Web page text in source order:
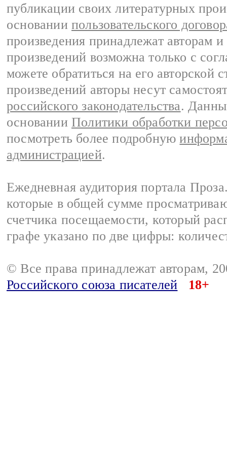
публикации своих литературных
основании пользовательского
произведения принадлежат авторам
произведений возможна только с
можете обратиться на его авторской
произведений авторы несут
российского законодательства.
основании Политики обработки
посмотреть более подробную
администрацией.
Ежедневная аудитория портала
которые в общей сумме
счетчика посещаемости, который
графе указано по две цифры:
© Все права принадлежат авторам,
Российского союза писателей
18+